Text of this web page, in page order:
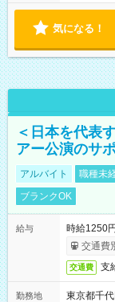
気になる！
＜日本を代表
アー公演のサ
アルバイト 職種未
ブランクOK
給与
時給1250
交通費
交通費 支
勤務地
東京都千